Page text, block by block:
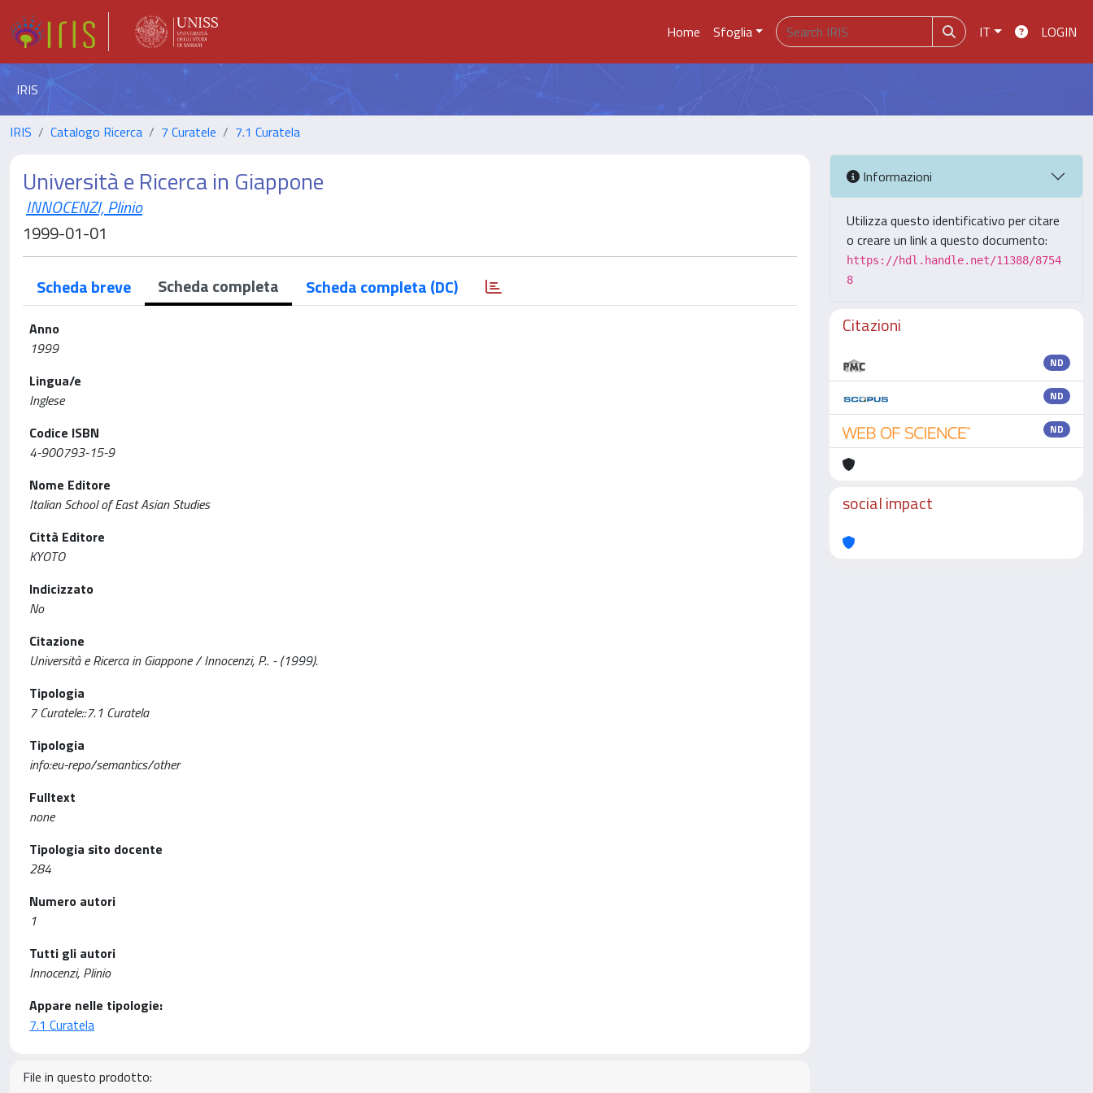
Home Sfoglia IT LOGIN
IRIS
IRIS Catalogo Ricerca 7 Curatele 7.1 Curatela
Università e Ricerca in Giappone
INNOCENZI, Plinio
1999-01-01
Scheda breve Scheda completa Scheda completa (DC)
Anno
1999
Lingua/e
Inglese
Codice ISBN
4-900793-15-9
Nome Editore
Italian School of East Asian Studies
Città Editore
KYOTO
Indicizzato
No
Citazione
Università e Ricerca in Giappone / Innocenzi, P.. - (1999).
Tipologia
7 Curatele::7.1 Curatela
Tipologia
info:eu-repo/semantics/other
Fulltext
none
Tipologia sito docente
284
Numero autori
1
Tutti gli autori
Innocenzi, Plinio
Appare nelle tipologie:
7.1 Curatela
File in questo prodotto:
Informazioni
Utilizza questo identificativo per citare
o creare un link a questo documento:
https://hdl.handle.net/11388/8754
8
Citazioni
ND
ND
ND
social impact